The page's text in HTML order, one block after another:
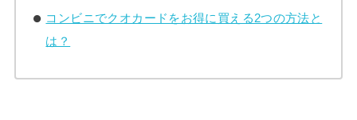
コンビニでクオカードをお得に買える2つの方法と
は？